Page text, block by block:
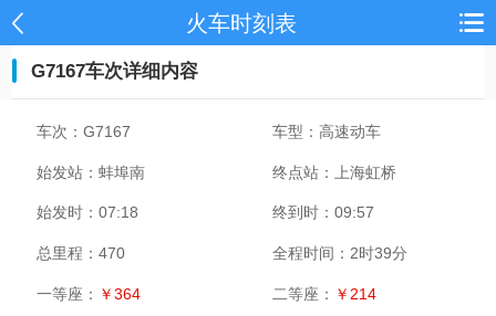
火车时刻表
G7167车次详细内容
车次：G7167 车型：高速动车
始发站：蚌埠南 终点站： 上海虹桥
始发时：07:18 终到时：09:57
总里程：470 全程时间： 2时39分
一等座： ￥364 二等座： ￥214